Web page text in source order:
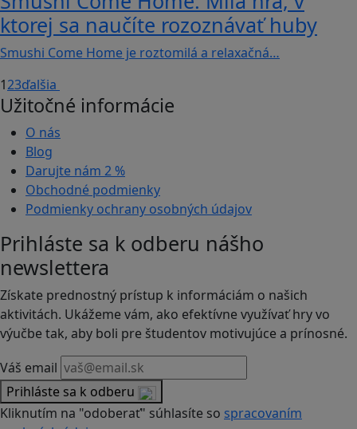
ktorej sa naučíte rozoznávať huby
Smushi Come Home je roztomilá a relaxačná…
123ďalšia
Užitočné informácie
O nás
Blog
Darujte nám 2 %
Obchodné podmienky
Podmienky ochrany osobných údajov
Prihláste sa k odberu nášho
newslettera
Získate prednostný prístup k informáciám o našich
aktivitách. Ukážeme vám, ako efektívne využívať hry vo
výučbe tak, aby boli pre študentov motivujúce a prínosné.
Váš email
Prihláste sa k odberu
Kliknutím na "odoberať" súhlasíte so spracovaním